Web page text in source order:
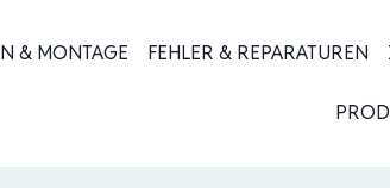
& MONTAGE FEHLER & REPARATUREN